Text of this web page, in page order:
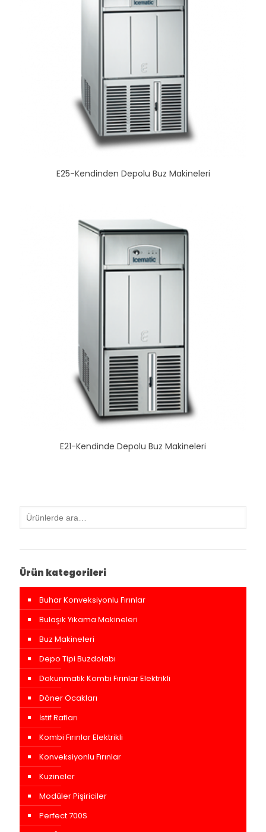
E25-Kendinden Depolu Buz Makineleri
E21-Kendinde Depolu Buz Makineleri
Ürün kategorileri
Buhar Konveksiyonlu Fırınlar
Bulaşık Yıkama Makineleri
Buz Makineleri
Depo Tipi Buzdolabı
Dokunmatik Kombi Fırınlar Elektrikli
Döner Ocakları
İstif Rafları
Kombi Fırınlar Elektrikli
Konveksiyonlu Fırınlar
Kuzineler
Modüler Pişiriciler
Perfect 700S